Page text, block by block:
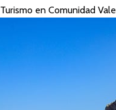
Turismo en Comunidad